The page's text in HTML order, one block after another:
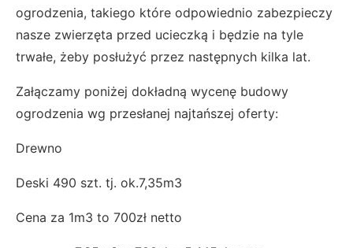
ogrodzenia, takiego które odpowiednio zabezpieczy
nasze zwierzęta przed ucieczką i będzie na tyle
trwałe, żeby posłużyć przez następnych kilka lat.
Załączamy poniżej dokładną wycenę budowy
ogrodzenia wg przesłanej najtańszej oferty:
Drewno
Deski 490 szt. tj. ok.7,35m3
Cena za 1m3 to 700zł netto